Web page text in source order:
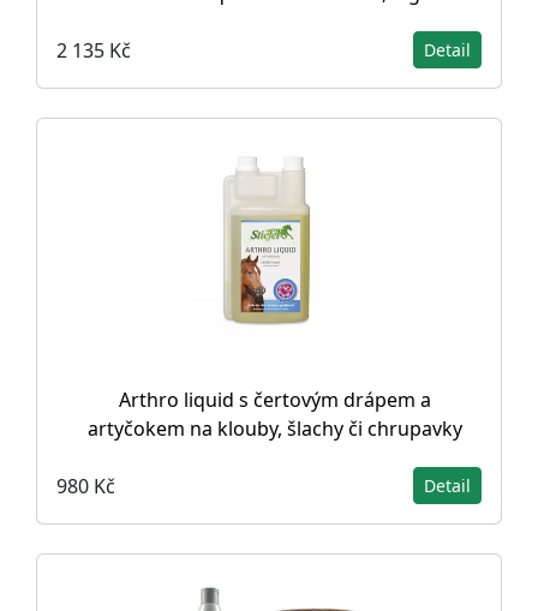
2 135 Kč Detail
Arthro liquid s čertovým drápem a
artyčokem na klouby, šlachy či chrupavky
980 Kč Detail